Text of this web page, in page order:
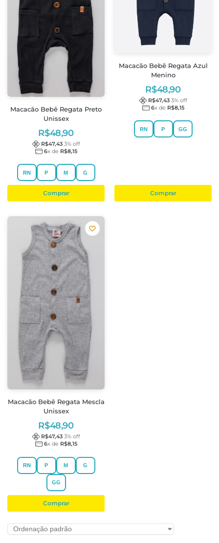
Macacão Bebê Regata Preto
Unissex
R$48,90
R$47,43 3% off
6x de R$8,15
RN P M G
Comprar
Macacão Bebê Regata Azul
Menino
R$48,90
R$47,43 3% off
6x de R$8,15
RN P GG
Comprar
Macacão Bebê Regata Mescla
Unissex
R$48,90
R$47,43 3% off
6x de R$8,15
RN P M G
GG
Comprar